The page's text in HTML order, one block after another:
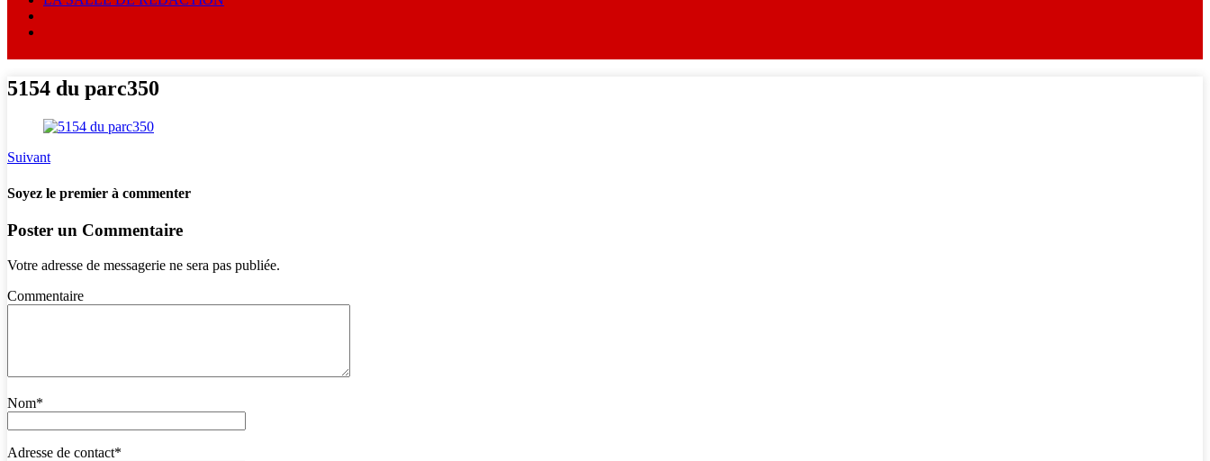
5154 du parc350
Suivant
Soyez le premier à commenter
Poster un Commentaire
Votre adresse de messagerie ne sera pas publiée.
Commentaire
Nom*
Adresse de contact*